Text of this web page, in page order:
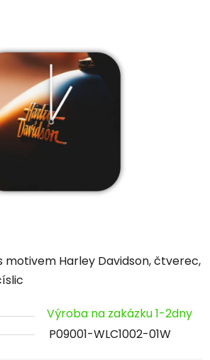
motivem Harley Davidson, čtverec,
Výroba na zakázku 1-2dny
P09001-WLC1002-01W